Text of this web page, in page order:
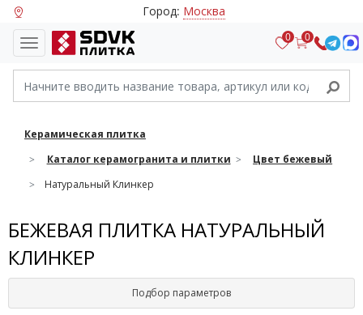
Город: Москва
0 0
Керамическая плитка
Каталог керамогранита и плитки
Цвет бежевый
Натуральный Клинкер
БЕЖЕВАЯ ПЛИТКА НАТУРАЛЬНЫЙ
КЛИНКЕР
Подбор параметров